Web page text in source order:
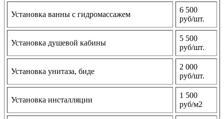
Установка ванны с гидромассажем
6 500
руб/шт.
Установка душевой кабины
5 500
руб/шт.
Установка унитаза, биде
2 000
руб/шт.
Установка инсталляции
1 500
руб/м2